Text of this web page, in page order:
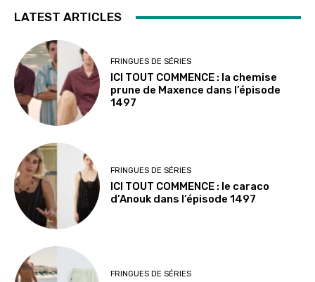
LATEST ARTICLES
FRINGUES DE SÉRIES
ICI TOUT COMMENCE : la chemise
prune de Maxence dans l’épisode
1497
FRINGUES DE SÉRIES
ICI TOUT COMMENCE : le caraco
d’Anouk dans l’épisode 1497
FRINGUES DE SÉRIES